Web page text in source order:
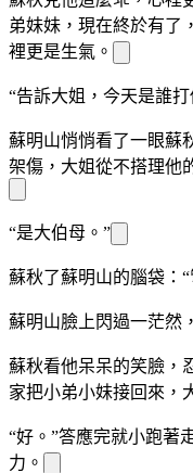
弟妹妹，現在終於有了
裡更是生氣。
“告訴大姐，今天是誰打
蘇明山悄悄看了一眼蘇
架傷，大姐從不搭理他
“是大伯母。”
蘇秋了蘇明山的腦袋：
蘇明山臉上閃過一茫然
蘇秋看他呆呆的笑臉，
家把小弟小妹接回來，
“好。”答應完就小跑著
力。